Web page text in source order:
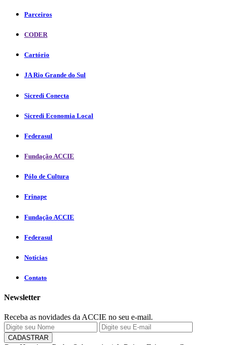
Parceiros
CODER
Cartório
JA Rio Grande do Sul
Sicredi Conecta
Sicredi Economia Local
Federasul
Fundação ACCIE
Pólo de Cultura
Frinape
Fundação ACCIE
Federasul
Notícias
Contato
Newsletter
Receba as novidades da ACCIE no seu e-mail.